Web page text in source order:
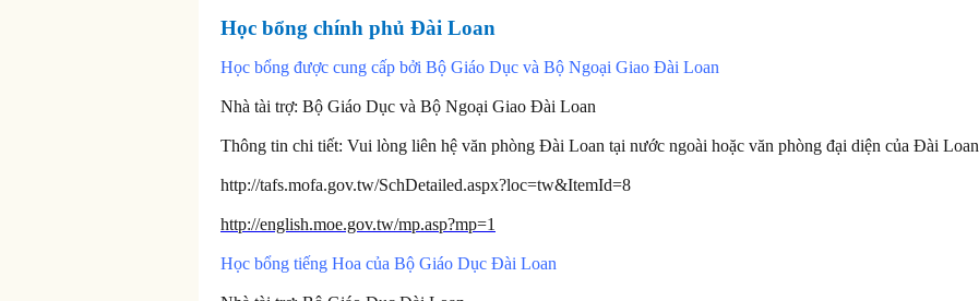
Học bổng chính phủ Đài Loan
Học bổng được cung cấp bởi Bộ Giáo Dục và Bộ Ngoại Giao Đài Loan
Nhà tài trợ: Bộ Giáo Dục và Bộ Ngoại Giao Đài Loan
Thông tin chi tiết: Vui lòng liên hệ văn phòng Đài Loan tại nước ngoài hoặc văn phòng đại diện của Đài Loan
http://tafs.mofa.gov.tw/SchDetailed.aspx?loc=tw&ItemId=8
http://english.moe.gov.tw/mp.asp?mp=1
Học bổng tiếng Hoa của Bộ Giáo Dục Đài Loan